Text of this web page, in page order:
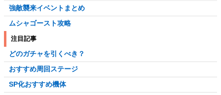
強敵襲来イベントまとめ
ムシャゴースト攻略
注目記事
どのガチャを引くべき？
おすすめ周回ステージ
SP化おすすめ機体